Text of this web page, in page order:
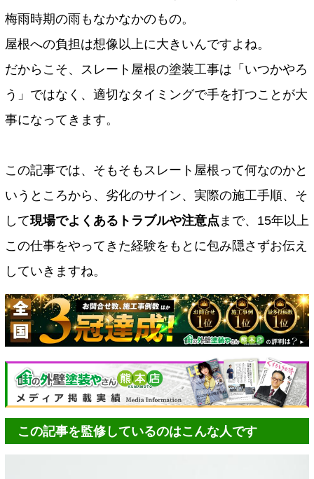
梅雨時期の雨もなかなかのもの。
屋根への負担は想像以上に大きいんですよね。
だからこそ、スレート屋根の塗装工事は「いつかやろ
う」ではなく、適切なタイミングで手を打つことが大
事になってきます。
この記事では、そもそもスレート屋根って何なのかと
いうところから、劣化のサイン、実際の施工手順、そ
して現場でよくあるトラブルや注意点 まで、15年以上
この仕事をやってきた経験をもとに包み隠さずお伝え
していきますね。
この記事を監修しているのはこんな人です